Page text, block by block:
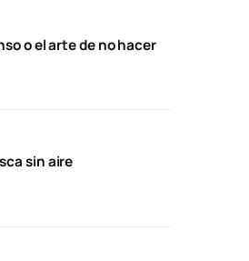
o el arte de no hacer
sin aire